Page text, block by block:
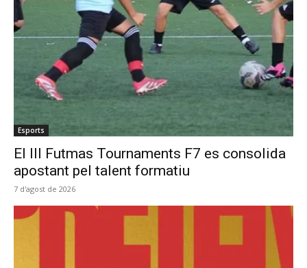
Esports
El III Futmas Tournaments F7 es consolida
apostant pel talent formatiu
7 d'agost de 2026